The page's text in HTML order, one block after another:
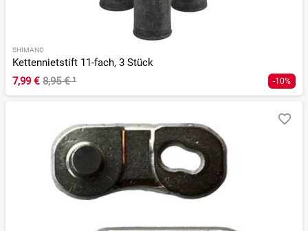
SHIMANO
Kettennietstift 11-fach, 3 Stück
7,99 € 8,95 €¹ -10%